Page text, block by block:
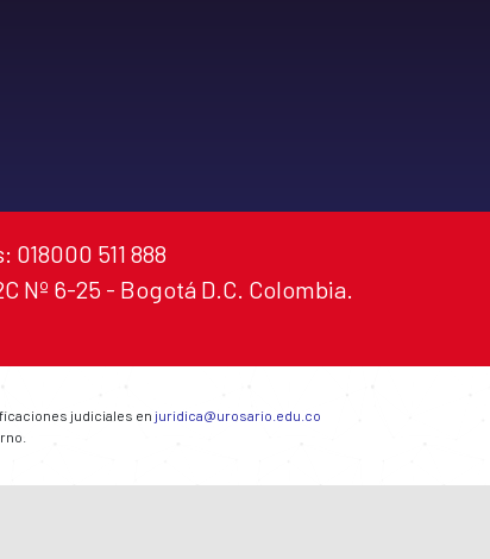
511 888
Nº 6-25 - Bogotá D.C. Colombia.
judiciales en juridica@urosario.edu.co